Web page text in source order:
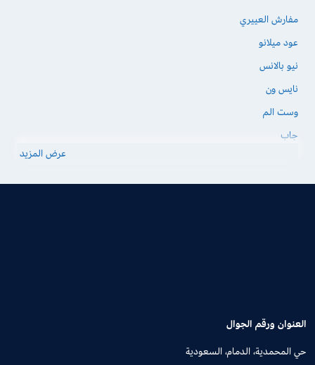
مفارش العييري
عود ميلانو
نيو بالانس
نايس ون
وست الم
جاب
عرض المزيد
العنوان ورقم الجوال
حي المحمدية، الدمام، السعودية